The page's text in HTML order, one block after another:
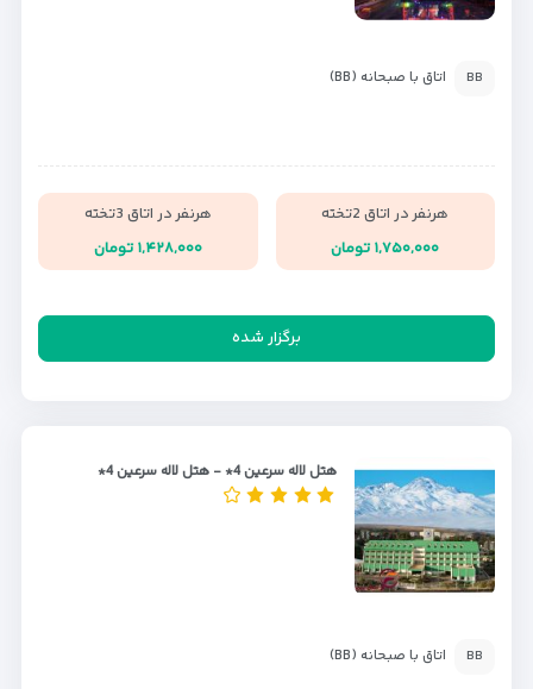
BB اتاق با صبحانه (BB)
هرنفر در اتاق 2تخته
۱,۷۵۰,۰۰۰ تومان
هرنفر در اتاق 3تخته
۱,۴۲۸,۰۰۰ تومان
برگزار شده
هتل لاله سرعین 4* - هتل لاله سرعین 4*
BB اتاق با صبحانه (BB)